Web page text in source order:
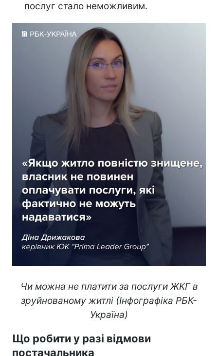
послуг стало неможливим.
Чи можна не платити за послуги ЖКГ в
зруйнованому житлі (Інфографіка РБК-
Україна)
Що робити у разі відмови
постачальника